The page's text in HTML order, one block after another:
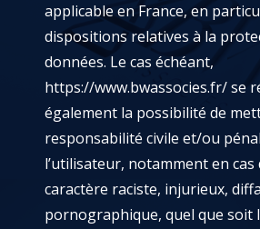
applicable en France, en
dispositions relatives à la
données. Le cas échéant,
https://www.bwassocies.fr/se
également la possibilité de
responsabilité civile et/ou
l’utilisateur, notamment en cas
caractère raciste, injurieux,
pornographique, quel que soit